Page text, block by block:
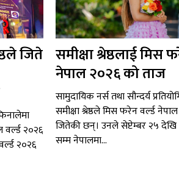
जिते
वर्ल्ड २०२६
२०२६
समीक्षा श्रेष्ठलाई मिस
नेपाल २०२६ को ताज
सामुदायिक नर्स तथा सौन्दर्य
समीक्षा श्रेष्ठले मिस फरेन वर्ल्ड
जितेकी छन्। उनले सेप्टेम्बर २५
सम्म नेपालमा...